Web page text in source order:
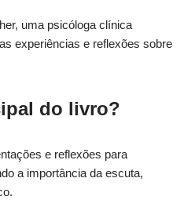
uma psicóloga clínica
experiências e reflexões sobre
do livro?
e reflexões para
a importância da escuta,